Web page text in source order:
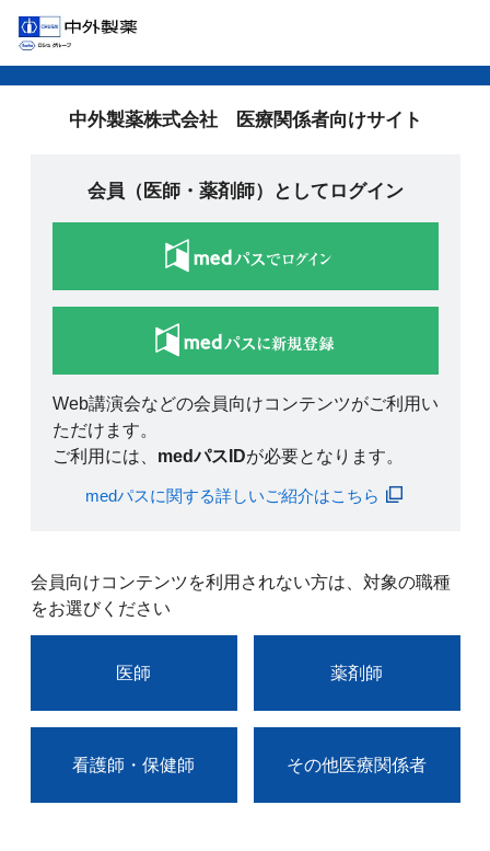
中外製薬株式会社 医療関係者向けサイト
会員（医師・薬剤師）としてログイン
Web講演会などの会員向けコンテンツがご利用い
ただけます。
ご利用には、 medパスIDが必要となります。
medパスに関する詳しいご紹介はこちら
会員向けコンテンツを利用されない方は、対象の職種
をお選びください
医師 薬剤師
看護師・保健師 その他医療関係者